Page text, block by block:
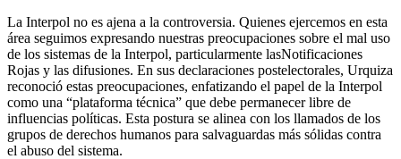
La Interpol no es ajena a la controversia. Quienes ejercemos en esta
área seguimos expresando nuestras preocupaciones sobre el mal uso
de los sistemas de la Interpol, particularmente lasNotificaciones
Rojas y las difusiones. En sus declaraciones postelectorales, Urquiza
reconoció estas preocupaciones, enfatizando el papel de la Interpol
como una “plataforma técnica” que debe permanecer libre de
influencias políticas. Esta postura se alinea con los llamados de los
grupos de derechos humanos para salvaguardas más sólidas contra
el abuso del sistema.